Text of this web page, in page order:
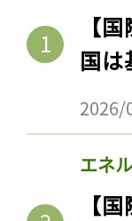
【
国は
2026/
エネ
【